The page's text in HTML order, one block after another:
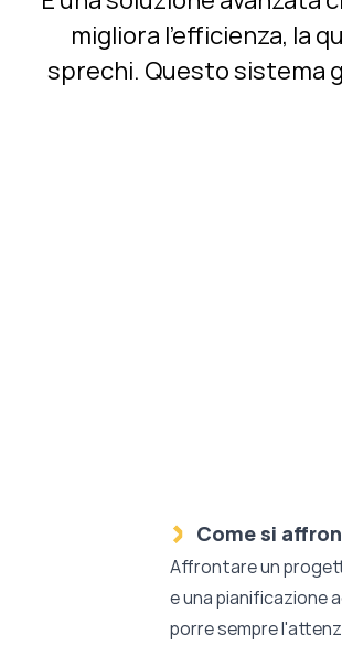
migliora l'efficienza, la
sprechi. Questo sistema
Come si
Affrontare un
e una pianificazione
porre sempre